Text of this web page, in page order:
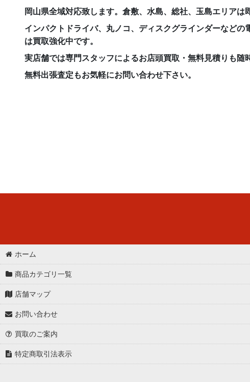
岡山県全域対応致します。倉敷、水島、総社、玉島エリア
インパクトドライバ、丸ノコ、ディスクグラインダーなど
は買取強化中です。
実店舗では専門スタッフによるお店頭買取・無料見積りも随
無料出張査定もお気軽にお問い合わせ下さい。
ホーム
商品カテゴリ一覧
店舗マップ
お問い合わせ
買取のご案内
特定商取引法表示